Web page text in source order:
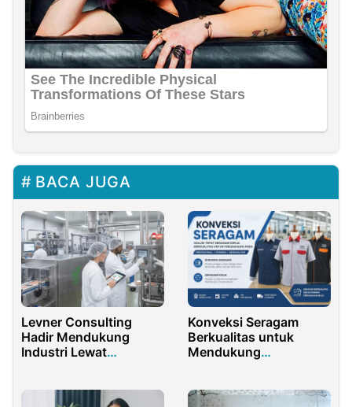
BACA JUGA
Levner Consulting
Hadir Mendukung
Industri Lewat
Konveksi Seragam
Berkualitas untuk
Mendukung